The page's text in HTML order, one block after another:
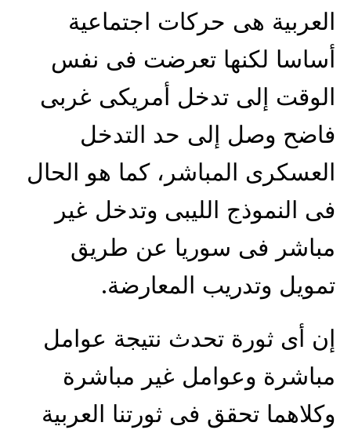
العربية هى حركات اجتماعية
أساسا لكنها تعرضت فى نفس
الوقت إلى تدخل أمريكى غربى
فاضح وصل إلى حد التدخل
العسكرى المباشر، كما هو الحال
فى النموذج الليبى وتدخل غير
مباشر فى سوريا عن طريق
تمويل وتدريب المعارضة.
إن أى ثورة تحدث نتيجة عوامل
مباشرة وعوامل غير مباشرة
وكلاهما تحقق فى ثورتنا العربية